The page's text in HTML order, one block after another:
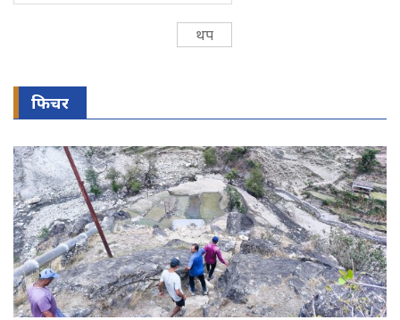
थप
फिचर